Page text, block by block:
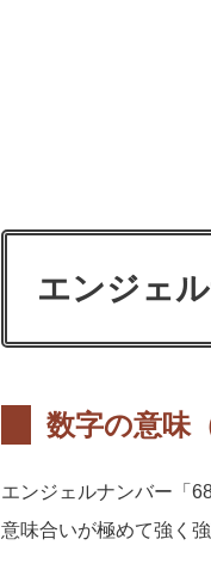
エンジェ
数字の意味
エンジェルナンバー「
意味合いが極めて強く